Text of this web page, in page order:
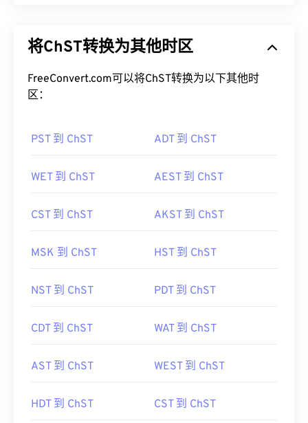
将ChST转换为其他时区
FreeConvert.com可以将ChST转换为以下其他时
区：
PST 到 ChST ADT 到 ChST
WET 到 ChST AEST 到 ChST
CST 到 ChST AKST 到 ChST
MSK 到 ChST HST 到 ChST
NST 到 ChST PDT 到 ChST
CDT 到 ChST WAT 到 ChST
AST 到 ChST WEST 到 ChST
HDT 到 ChST CST 到 ChST